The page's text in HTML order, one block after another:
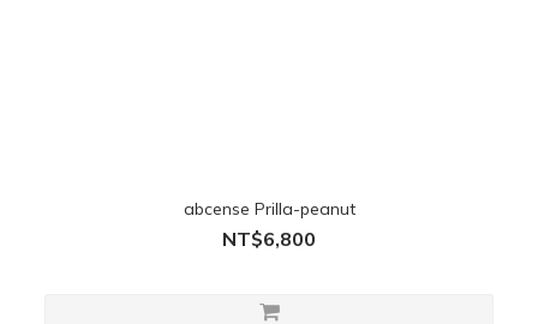
abcense Prilla-peanut
NT$6,800